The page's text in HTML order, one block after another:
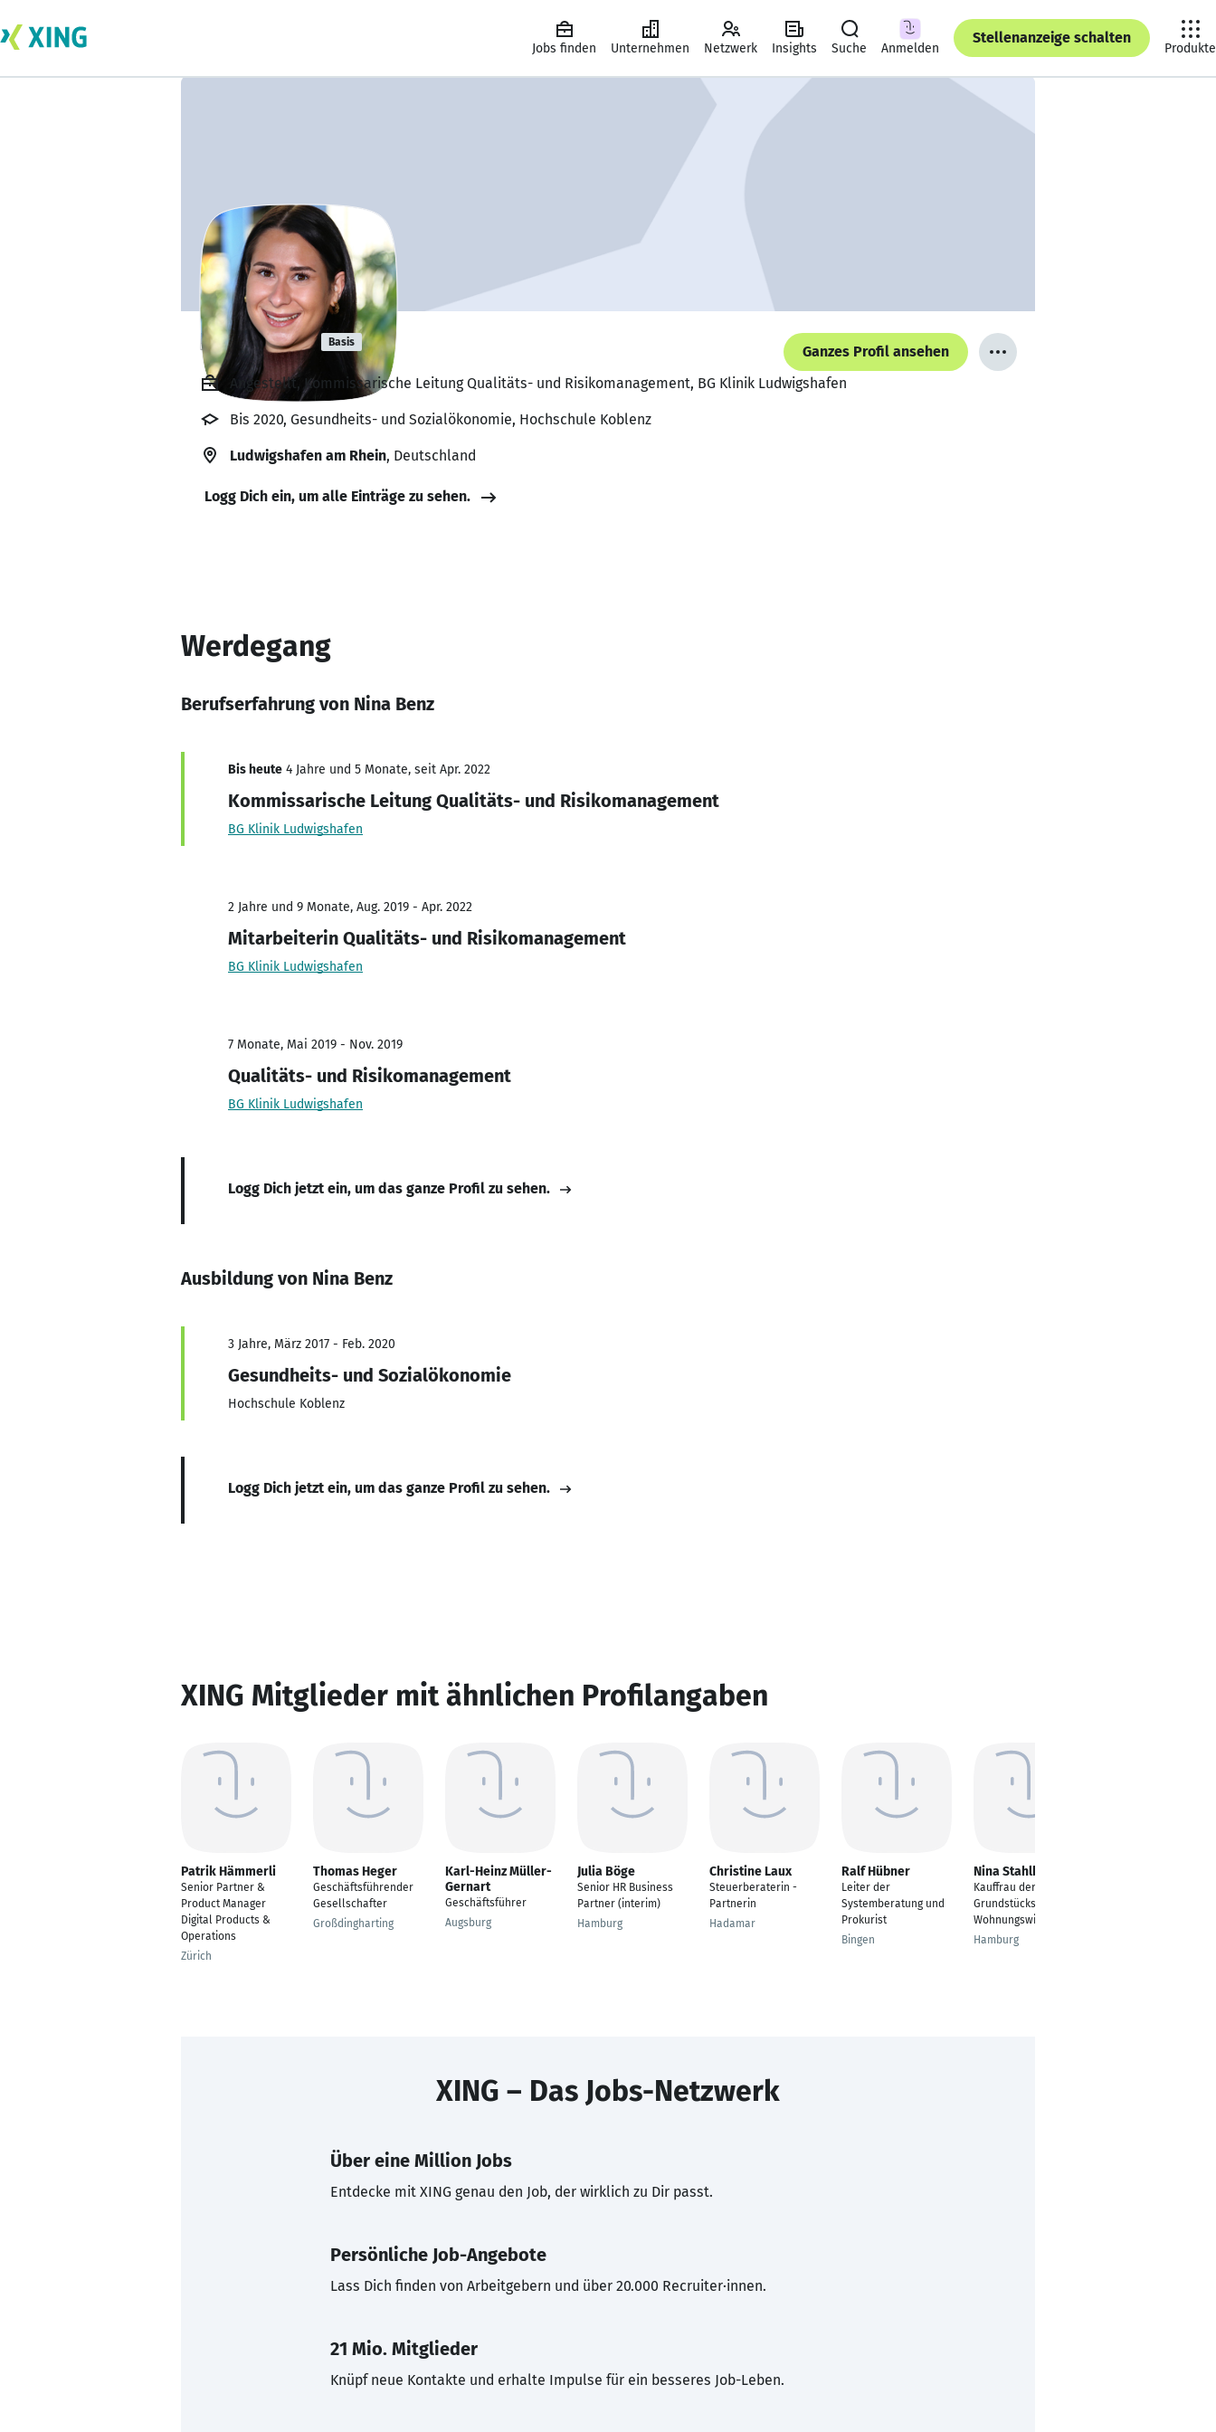
Jobs finden Unternehmen Netzwerk Insights Suche Anmelden
Stellenanzeige schalten
Produkte
Nina Benz Basis
Ganzes Profil ansehen
Angestellt, Kommissarische Leitung Qualitäts- und Risikomanagement, BG Klinik Ludwigshafen
Bis 2020, Gesundheits- und Sozialökonomie, Hochschule Koblenz
Ludwigshafen am Rhein, Deutschland
Logg Dich ein, um alle Einträge zu sehen.
Werdegang
Berufserfahrung von Nina Benz
Bis heute 4 Jahre und 5 Monate, seit Apr. 2022
Kommissarische Leitung Qualitäts- und Risikomanagement
BG Klinik Ludwigshafen
2 Jahre und 9 Monate, Aug. 2019 - Apr. 2022
Mitarbeiterin Qualitäts- und Risikomanagement
BG Klinik Ludwigshafen
7 Monate, Mai 2019 - Nov. 2019
Qualitäts- und Risikomanagement
BG Klinik Ludwigshafen
Logg Dich jetzt ein, um das ganze Profil zu sehen.
Ausbildung von Nina Benz
3 Jahre, März 2017 - Feb. 2020
Gesundheits- und Sozialökonomie
Hochschule Koblenz
Logg Dich jetzt ein, um das ganze Profil zu sehen.
XING Mitglieder mit ähnlichen Profilangaben
Patrik Hämmerli
Senior Partner &
Product Manager
Digital Products &
Operations
Zürich
Thomas Heger
Geschäftsführender
Gesellschafter
Großdingharting
Karl-Heinz Müller-
Gernart
Geschäftsführer
Augsburg
Julia Böge
Senior HR Business
Partner (interim)
Hamburg
Christine Laux
Steuerberaterin -
Partnerin
Hadamar
Ralf Hübner
Leiter der
Systemberatung und
Prokurist
Bingen
Nina Stahlbock
Kauffrau der
Grundstücks- und
Wohnungswirtschaft
Hamburg
XING – Das Jobs-Netzwerk
Über eine Million Jobs
Entdecke mit XING genau den Job, der wirklich zu Dir passt.
Persönliche Job-Angebote
Lass Dich finden von Arbeitgebern und über 20.000 Recruiter·innen.
21 Mio. Mitglieder
Knüpf neue Kontakte und erhalte Impulse für ein besseres Job-Leben.